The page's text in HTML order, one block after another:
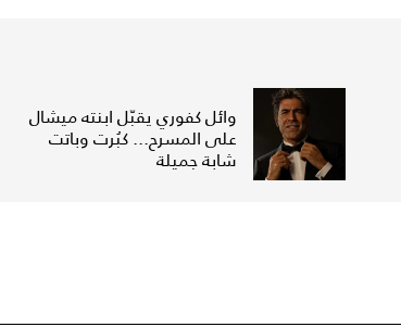
وائل كفوري يقبّل ابنته ميشال
على المسرح... كبُرت وباتت
شابة جميلة